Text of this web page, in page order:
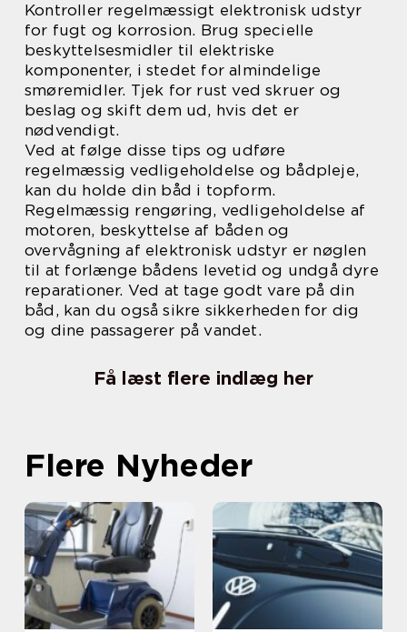
Kontroller regelmæssigt elektronisk udstyr
for fugt og korrosion. Brug specielle
beskyttelsesmidler til elektriske
komponenter, i stedet for almindelige
smøremidler. Tjek for rust ved skruer og
beslag og skift dem ud, hvis det er
nødvendigt.
Ved at følge disse tips og udføre
regelmæssig vedligeholdelse og bådpleje,
kan du holde din båd i topform.
Regelmæssig rengøring, vedligeholdelse af
motoren, beskyttelse af båden og
overvågning af elektronisk udstyr er nøglen
til at forlænge bådens levetid og undgå dyre
reparationer. Ved at tage godt vare på din
båd, kan du også sikre sikkerheden for dig
og dine passagerer på vandet.
Få læst flere indlæg her
Flere Nyheder